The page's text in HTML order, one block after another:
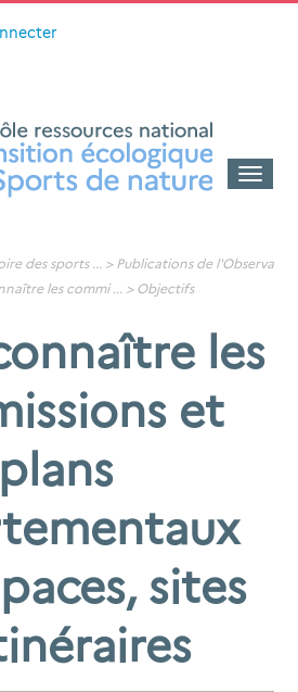
Toggle
des sports... > Publications de l'Observa
les commi ... >Objectifs
les
et
plans
sites